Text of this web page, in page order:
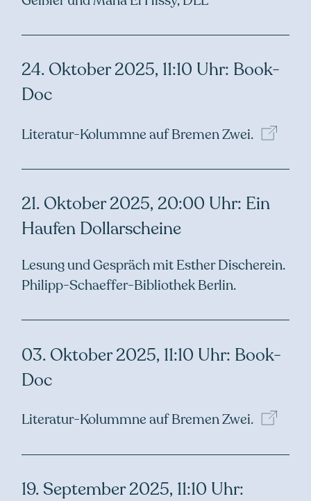
24. Oktober 2025, 11:10 Uhr: Book-
Doc
Literatur-Kolummne auf BremenZwei.
21. Oktober 2025, 20:00 Uhr: Ein
Haufen Dollarscheine
Lesung und Gespräch mit Esther Discherein.
Philipp-Schaeffer-Bibliothek Berlin.
03. Oktober 2025, 11:10 Uhr: Book-
Doc
Literatur-Kolummne auf BremenZwei.
19. September 2025, 11:10 Uhr: